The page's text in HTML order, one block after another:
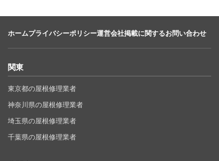
ホームプライバシーポリシー運営会社掲載に関するお問い合わせ
関東
東京都の屋根修理業者
神奈川県の屋根修理業者
埼玉県の屋根修理業者
千葉県の屋根修理業者